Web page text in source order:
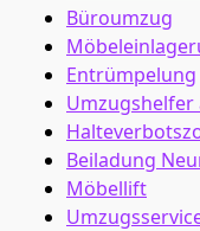
Büroumzug
Entrümpelung
Beiladung
Möbellift